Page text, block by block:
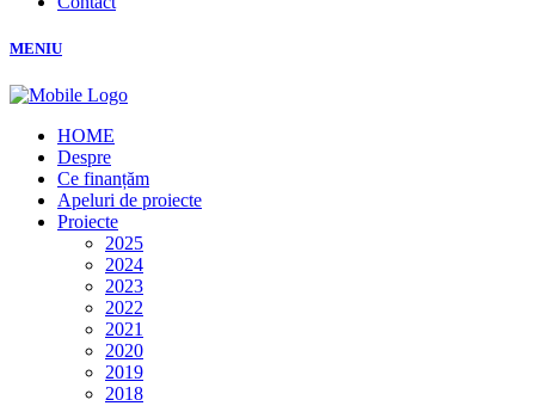
MENIU
HOME
Despre
Ce finanțăm
Apeluri de proiecte
Proiecte
2025
2024
2023
2022
2021
2020
2019
2018